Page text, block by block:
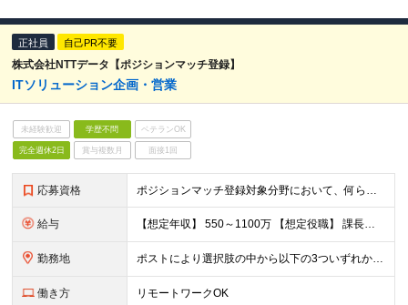
正社員 自己PR不要
株式会社NTTデータ【ポジションマッチ登録】
ITソリューション企画・営業
未経験歓迎 学歴不問 ベテランOK
完全週休2日 賞与複数月 面接1回
応募資格 ポジションマッチ登録対象分野において、何らかの知識・経験がある方 【活かせる経験・スキル】 ITソリューション企画・営業における何かしらの経験／スキル
給与 【想定年収】 550～1100万 【想定役職】 課長代理 主任 一般 ※これまでの経験・年齢などを考慮し、当社給与規則に基づき決定します。 ※残業手当 一般社員（定型勤務・フレックスタイム制）の
勤務地 ポストにより選択肢の中から以下の3ついずれか ・定型勤務（実質労働時間との連動） ・みなし労働時間制の採用 専門業務型裁量労働制 みなし労働時間7.5時間 ・フレックスタイム制（コアタイム有無
働き方 リモートワークOK